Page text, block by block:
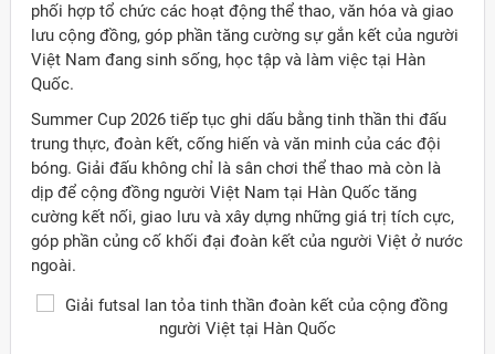
phối hợp tổ chức các hoạt động thể thao, văn hóa và giao
lưu cộng đồng, góp phần tăng cường sự gắn kết của người
Việt Nam đang sinh sống, học tập và làm việc tại Hàn
Quốc.
Summer Cup 2026 tiếp tục ghi dấu bằng tinh thần thi đấu
trung thực, đoàn kết, cống hiến và văn minh của các đội
bóng. Giải đấu không chỉ là sân chơi thể thao mà còn là
dịp để cộng đồng người Việt Nam tại Hàn Quốc tăng
cường kết nối, giao lưu và xây dựng những giá trị tích cực,
góp phần củng cố khối đại đoàn kết của người Việt ở nước
ngoài.